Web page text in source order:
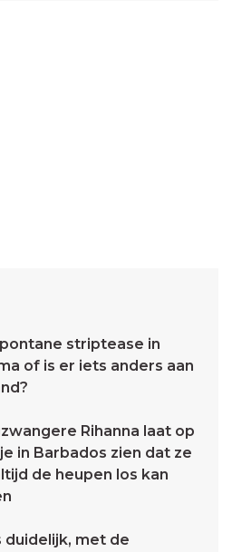
striptease in
of is er iets anders aan
Rihanna laat op
in Barbados zien dat ze
de heupen los kan
duidelijk, met de